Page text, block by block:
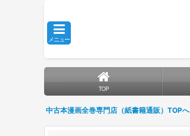
メニュー
TOP
中古本漫画全巻専門店（紙書籍通販）TOPへ